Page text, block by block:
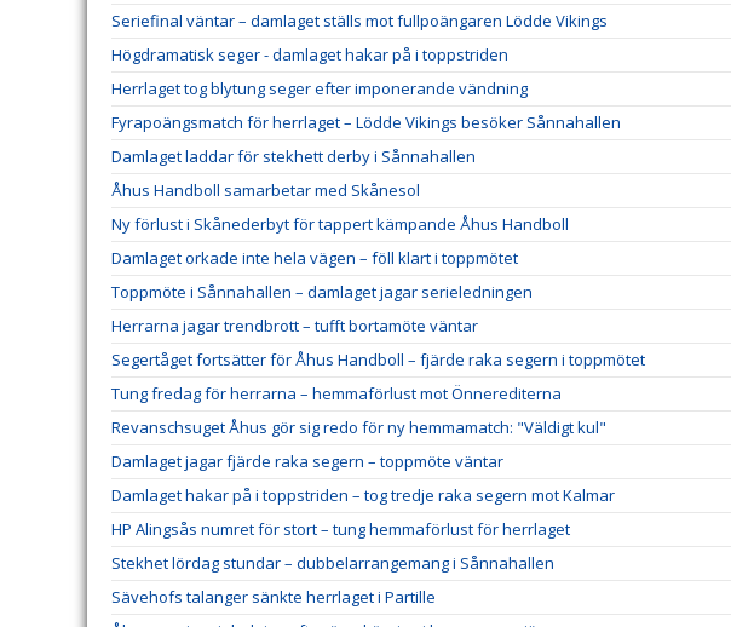
Seriefinal väntar – damlaget ställs mot fullpoängaren Lödde Vikings
Högdramatisk seger - damlaget hakar på i toppstriden
Herrlaget tog blytung seger efter imponerande vändning
Fyrapoängsmatch för herrlaget – Lödde Vikings besöker Sånnahallen
Damlaget laddar för stekhett derby i Sånnahallen
Åhus Handboll samarbetar med Skånesol
Ny förlust i Skånederbyt för tappert kämpande Åhus Handboll
Damlaget orkade inte hela vägen – föll klart i toppmötet
Toppmöte i Sånnahallen – damlaget jagar serieledningen
Herrarna jagar trendbrott – tufft bortamöte väntar
Segertåget fortsätter för Åhus Handboll – fjärde raka segern i toppmötet
Tung fredag för herrarna – hemmaförlust mot Önnerediterna
Revanschsuget Åhus gör sig redo för ny hemmamatch: "Väldigt kul"
Damlaget jagar fjärde raka segern – toppmöte väntar
Damlaget hakar på i toppstriden – tog tredje raka segern mot Kalmar
HP Alingsås numret för stort – tung hemmaförlust för herrlaget
Stekhet lördag stundar – dubbelarrangemang i Sånnahallen
Sävehofs talanger sänkte herrlaget i Partille